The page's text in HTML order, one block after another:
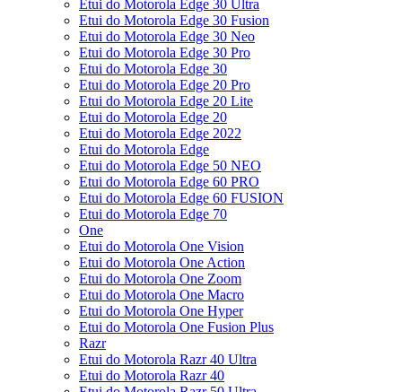
Etui do Motorola Edge 30 Ultra
Etui do Motorola Edge 30 Fusion
Etui do Motorola Edge 30 Neo
Etui do Motorola Edge 30 Pro
Etui do Motorola Edge 30
Etui do Motorola Edge 20 Pro
Etui do Motorola Edge 20 Lite
Etui do Motorola Edge 20
Etui do Motorola Edge 2022
Etui do Motorola Edge
Etui do Motorola Edge 50 NEO
Etui do Motorola Edge 60 PRO
Etui do Motorola Edge 60 FUSION
Etui do Motorola Edge 70
One
Etui do Motorola One Vision
Etui do Motorola One Action
Etui do Motorola One Zoom
Etui do Motorola One Macro
Etui do Motorola One Hyper
Etui do Motorola One Fusion Plus
Razr
Etui do Motorola Razr 40 Ultra
Etui do Motorola Razr 40